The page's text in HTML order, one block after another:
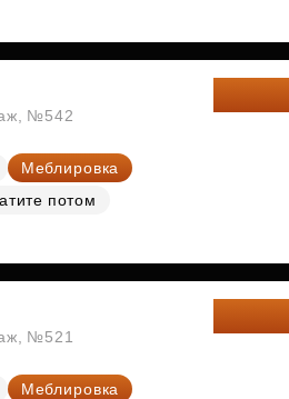
№542
Меблировка
потом
№521
Меблировка